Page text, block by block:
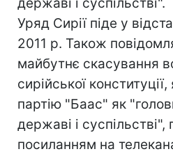
Уряд Сирії піде у
2011 р. Також
майбутнє скасування
сирійської
партію "Баас" як
державі і
посиланням на